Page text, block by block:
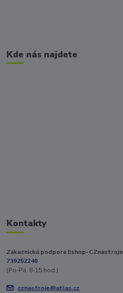
Kde nás najdete
Kontakty
Zákaznická podpora Eshop-CZnastroje
739252246
(Po-Pá, 8-15 hod.)
cznastroje@atlas.cz